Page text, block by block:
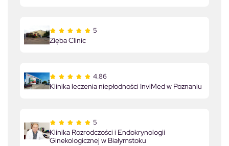
5
Zięba Clinic
4.86
Klinika leczenia niepłodności InviMed w Poznaniu
5
Klinika Rozrodczości i Endokrynologii
Ginekologicznej w Białymstoku